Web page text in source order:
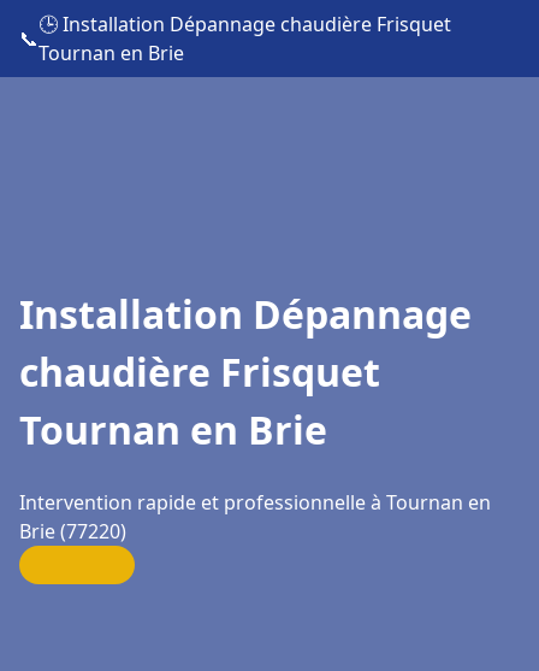
📞
🕒 Installation Dépannage chaudière Frisquet
Tournan en Brie
Installation Dépannage
chaudière Frisquet
Tournan en Brie
Intervention rapide et professionnelle à Tournan en
Brie (77220)